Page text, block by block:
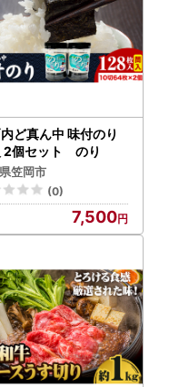
ど真ん中 味付のり
2個セット のり
笠岡市
(0)
7,500